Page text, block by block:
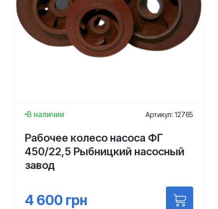
В наличии Артикул: 12765
Рабочее колесо насоса ФГ
450/22,5 Рыбницкий насосный
завод
4 600 грн